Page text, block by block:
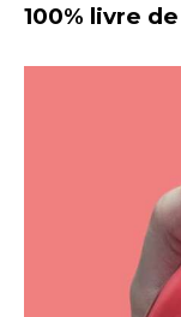
100% livre